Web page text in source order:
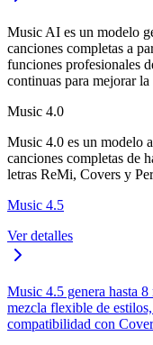
Music AI es un modelo
canciones completas a
funciones profesionales
continuas para mejorar
Music 4.0
Music 4.0 es un modelo
canciones completas de
letras ReMi, Covers y
Music 4.5
Ver detalles
Music 4.5 genera hasta
mezcla flexible de
compatibilidad con